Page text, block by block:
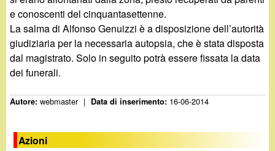
e conoscenti del cinquantasettenne.
La salma di Alfonso Genuizzi è a disposizione dell’autorità
giudiziaria per la necessaria autopsia, che è stata disposta
dal magistrato. Solo in seguito potrà essere fissata la data
dei funerali.
Autore:webmaster | Data di inserimento: 16-06-2014
Azioni